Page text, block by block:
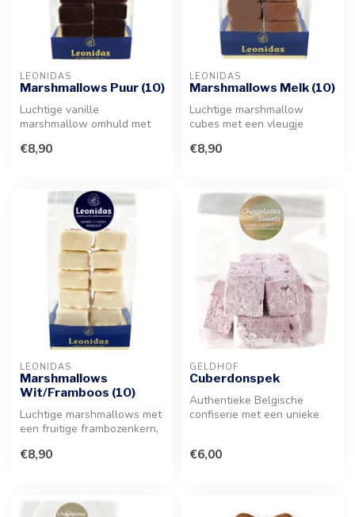
LEONIDAS
Marshmallows Puur (10)
Luchtige vanille
marshmallow omhuld met
chocolade. Een verfi...
€8,90
LEONIDAS
Marshmallows Melk (10)
Luchtige marshmallow
cubes met een vleugje
een laagje...
€8,90
LEONIDAS
Marshmallows
Wit/Framboos (10)
Luchtige marshmallows met
een fruitige frambozenkern,
€8,90
GELDHOF
Cuberdonspek
Authentieke Belgische
confiserie met een unieke
€6,00